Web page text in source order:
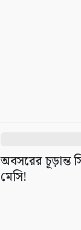
অবসরের চূড়ান্ত
মেসি!